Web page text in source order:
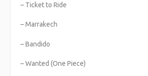
– Ticket to Ride
– Marrakech
– Bandido
– Wanted (One Piece)